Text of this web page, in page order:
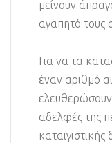
μείνουν
αγαπητό τους
Για να τα
έναν αριθμό
αδελφές της